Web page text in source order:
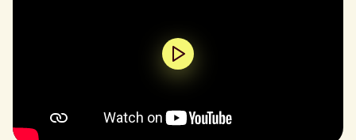
0:00 / 1:45